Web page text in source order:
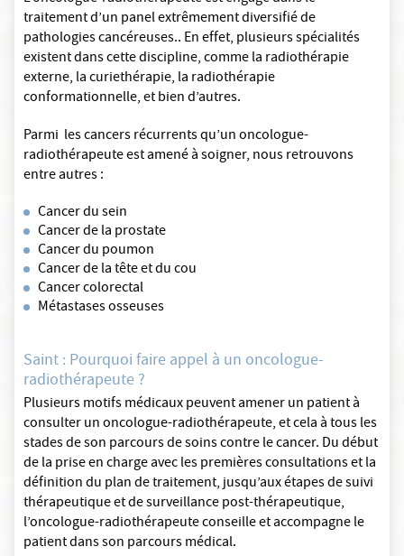
traitement d’un panel extrêmement diversifié de
pathologies cancéreuses.. En effet, plusieurs spécialités
existent dans cette discipline, comme la radiothérapie
externe, la curiethérapie, la radiothérapie
conformationnelle, et bien d’autres.
Parmi les cancers récurrents qu’un oncologue-
radiothérapeute est amené à soigner, nous retrouvons
entre autres :
Cancer du sein
Cancer de la prostate
Cancer du poumon
Cancer de la tête et du cou
Cancer colorectal
Métastases osseuses
Saint : Pourquoi faire appel à un oncologue-
radiothérapeute ?
Plusieurs motifs médicaux peuvent amener un patient à
consulter un oncologue-radiothérapeute, et cela à tous les
stades de son parcours de soins contre le cancer. Du début
de la prise en charge avec les premières consultations et la
définition du plan de traitement, jusqu’aux étapes de suivi
thérapeutique et de surveillance post-thérapeutique,
l’oncologue-radiothérapeute conseille et accompagne le
patient dans son parcours médical.